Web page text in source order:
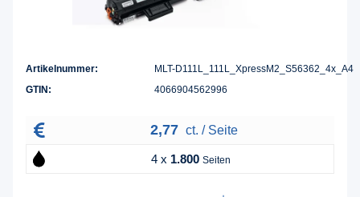
Artikelnummer:
MLT-D111L_111L_XpressM2_S56362_4x_A4
GTIN:
4066904562996
2,77 ct. / Seite
4 x 1.800 Seiten